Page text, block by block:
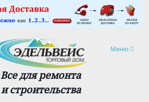
Навигация
Меню
Все для ремонта
и строительства
×